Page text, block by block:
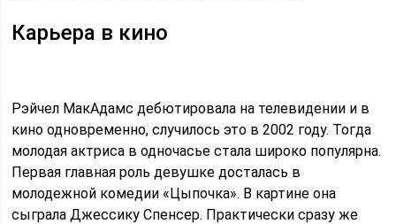
Карьера в кино
Рэйчел МакАдамс дебютировала на телевидении и в
кино одновременно, случилось это в 2002 году. Тогда
молодая актриса в одночасье стала широко популярна.
Первая главная роль девушке досталась в
молодежной комедии «Цыпочка». В картине она
сыграла Джессику Спенсер. Практически сразу же